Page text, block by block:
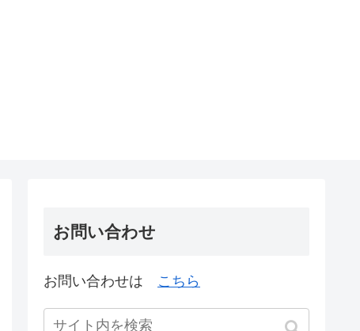
お問い合わせ
お問い合わせは こちら